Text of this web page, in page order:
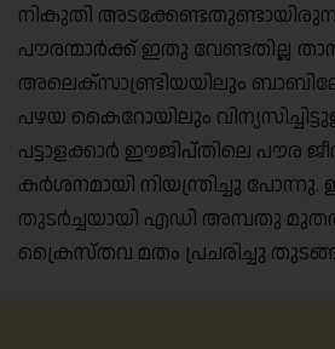
നികുതി
പൗരന്മാർക്ക് ഇതു വേണ്ടതില്ല
അലെക്‌സാണ്ട്രിയയിലും
പഴയ കൈറോയിലും
പട്ടാളക്കാർ ഈജിപ്തിലെ പൗര
കർശനമായി നിയന്ത്രിച്ചു പോന്നു.
തുടർച്ചയായി എഡി അമ്പതു
ക്രൈസ്തവ മതം പ്രചരിച്ചു